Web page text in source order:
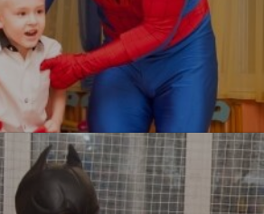
Человек паук